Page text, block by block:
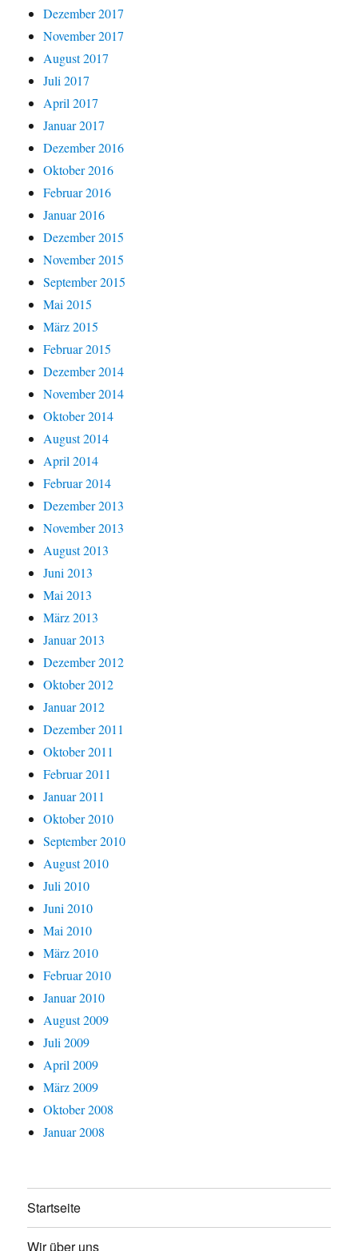
Dezember 2017
November 2017
August 2017
Juli 2017
April 2017
Januar 2017
Dezember 2016
Oktober 2016
Februar 2016
Januar 2016
Dezember 2015
November 2015
September 2015
Mai 2015
März 2015
Februar 2015
Dezember 2014
November 2014
Oktober 2014
August 2014
April 2014
Februar 2014
Dezember 2013
November 2013
August 2013
Juni 2013
Mai 2013
März 2013
Januar 2013
Dezember 2012
Oktober 2012
Januar 2012
Dezember 2011
Oktober 2011
Februar 2011
Januar 2011
Oktober 2010
September 2010
August 2010
Juli 2010
Juni 2010
Mai 2010
März 2010
Februar 2010
Januar 2010
August 2009
Juli 2009
April 2009
März 2009
Oktober 2008
Januar 2008
Startseite
Wir über uns